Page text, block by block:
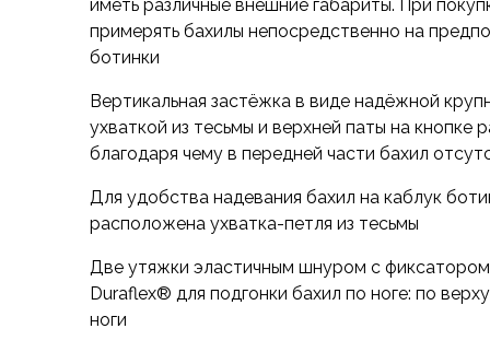
Толстовки, худи
Футболки
Нижнее белье
Мужская обувь
Ботинки
Утепленные
Неутепленные
Полуботинки
Трейловые кроссовки
Повседневные кроссовки
Кроссовки треккинговые
иметь различные внешние габариты. При
примерять бахилы непосредственно на
ботинки
Вертикальная застёжка в виде надёжной
ухваткой из тесьмы и верхней паты на кнопке
благодаря чему в передней части бахил
Для удобства надевания бахил на каблук
расположена ухватка-петля из тесьмы
Две утяжки эластичным шнуром с фиксатором
Duraflex® для подгонки бахил по ноге: по
ноги